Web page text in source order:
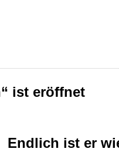
ist eröffnet
er